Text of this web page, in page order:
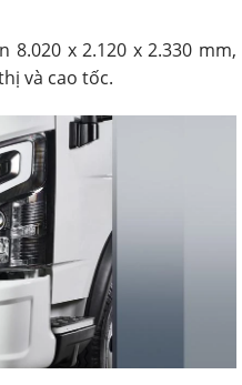
8.020 x 2.120 x 2.330 mm,
và cao tốc.